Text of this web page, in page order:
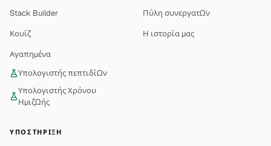
Stack Builder
Κουίζ
Αγαπημένα
Υπολογιστής πεπτιδίων
Υπολογιστής Χρόνου
Ημιζωής
Πύλη συνεργατών
Η ιστορία μας
ΥΠΟΣΤΉΡΙΞΗ